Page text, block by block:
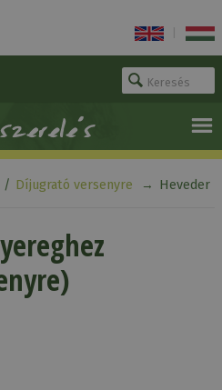
Díjugrató versenyre Heveder